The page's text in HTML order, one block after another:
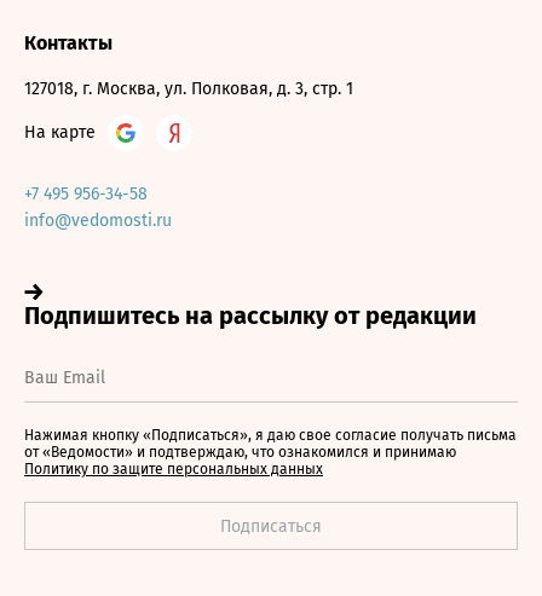
Контакты
127018, г. Москва, ул. Полковая, д. 3, стр. 1
На карте
+7 495 956-34-58
info@vedomosti.ru
Нажимая кнопку «Подписаться», я даю свое согласие получать письма
от «Ведомости» и подтверждаю, что ознакомился и принимаю
Политику по защите персональных данных